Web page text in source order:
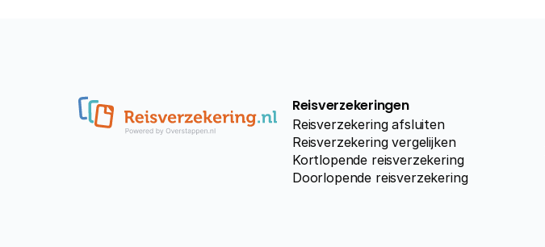
Reisverzekeringen
Reisverzekering afsluiten
Reisverzekering vergelijken
Kortlopende reisverzekering
Doorlopende reisverzekering